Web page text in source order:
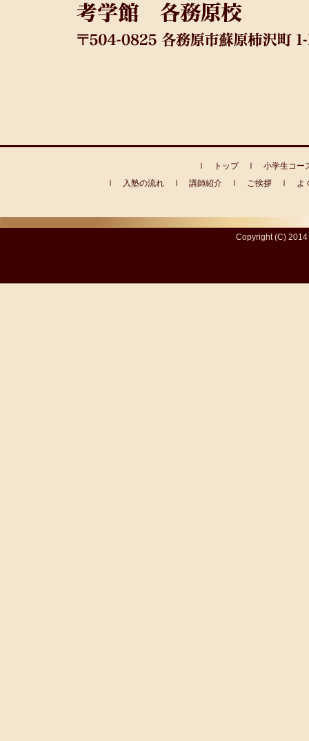
ｌ トップｌ 小学生コー
ｌ
入塾の流れ ｌ 講師紹介 ｌ ご挨拶 ｌ よ
Copyright (C)